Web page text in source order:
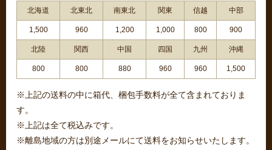
北海道 北東北 南東北 関東 信越 中部
1,500 960 1,200 1,000 800 900
北陸 関西 中国 四国 九州 沖縄
800 800 880 960 960 1,500
※上記の送料の中に箱代、梱包手数料が全て含まれておりま
す。
※上記は全て税込みです。
※離島地域の方は別途メールにて送料をお知らせいたします。